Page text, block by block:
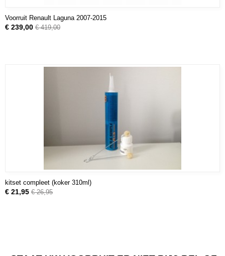
Voorruit Renault Laguna 2007-2015
€ 239,00 € 419,00
kitset compleet (koker 310ml)
€ 21,95 € 26,95